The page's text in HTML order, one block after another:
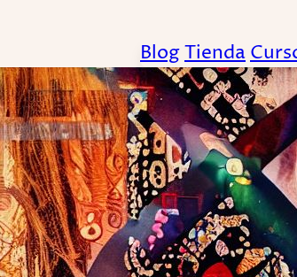
BlogTienda